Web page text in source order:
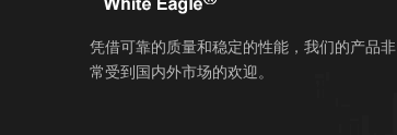
凭借可靠的质量和稳定的性能，我们的产品非
常受到国内外市场的欢迎。